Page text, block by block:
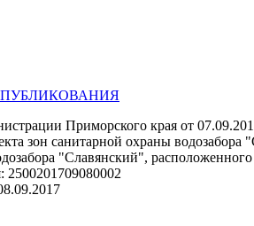
Приморского края от
зон санитарной охраны водозабора
"Славянский",
2500201709080002